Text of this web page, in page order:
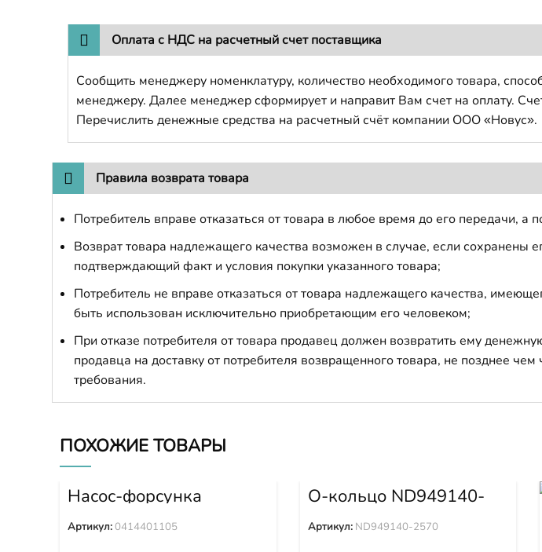
Оплата с НДС на расчетный счет поставщика
Сообщить менеджеру номенклатуру, количество необходимого товара,
менеджеру. Далее менеджер сформирует и направит Вам счет на оплату.
Перечислить денежные средства на расчетный счёт компании ООО «Новус».
Правила возврата товара
Потребитель вправе отказаться от товара в любое время до его передачи, а
Возврат товара надлежащего качества возможен в случае, если сохранены
подтверждающий факт и условия покупки указанного товара;
Потребитель не вправе отказаться от товара надлежащего качества,
быть использован исключительно приобретающим его человеком;
При отказе потребителя от товара продавец должен возвратить ему
продавца на доставку от потребителя возвращенного товара, не позднее
требования.
ПОХОЖИЕ ТОВАРЫ
Насос-форсунка
0414401105
Артикул:0414401105
О-кольцо ND949140-
2570
Артикул: ND949140-2570